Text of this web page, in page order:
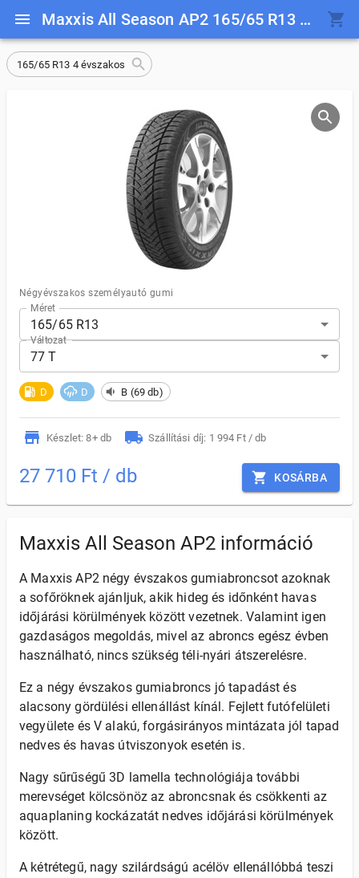
Maxxis All Season AP2 165/65 R13 77 T
165/65 R13 4 évszakos
Négyévszakos személyautó gumi
Méret
165/65 R13
Változat
77 T
D D B (69 db)
Készlet: 8+ db Szállítási díj: 1 994 Ft / db
27 710 Ft / db KOSÁRBA
Maxxis All Season AP2 információ
A Maxxis AP2 négy évszakos gumiabroncsot azoknak
a sofőröknek ajánljuk, akik hideg és időnként havas
időjárási körülmények között vezetnek. Valamint igen
gazdaságos megoldás, mivel az abroncs egész évben
használható, nincs szükség téli-nyári átszerelésre.
Ez a négy évszakos gumiabroncs jó tapadást és
alacsony gördülési ellenállást kínál. Fejlett futófelületi
vegyülete és V alakú, forgásirányos mintázata jól tapad
nedves és havas útviszonyok esetén is.
Nagy sűrűségű 3D lamella technológiája további
merevséget kölcsönöz az abroncsnak és csökkenti az
aquaplaning kockázatát nedves időjárási körülmények
között.
A kétrétegű, nagy szilárdságú acélöv ellenállóbbá teszi